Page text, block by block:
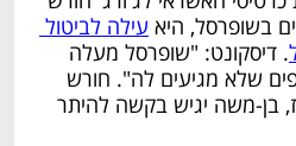
בשופרסל, היא
עילה לביטול
והראל הפייבוריטים במכרז, בן-משה יגיש בקשה להיתר